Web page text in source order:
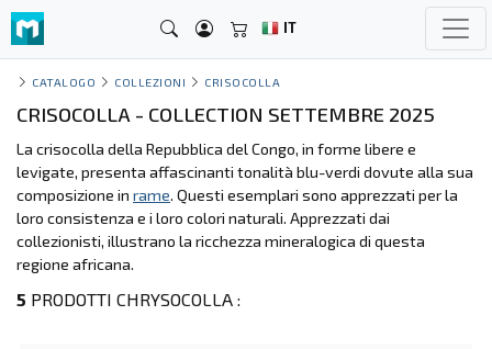
IT
CATALOGO COLLEZIONI CRISOCOLLA
CRISOCOLLA - COLLECTION SETTEMBRE 2025
La crisocolla della Repubblica del Congo, in forme libere e
levigate, presenta affascinanti tonalità blu-verdi dovute alla sua
composizione in rame. Questi esemplari sono apprezzati per la
loro consistenza e i loro colori naturali. Apprezzati dai
collezionisti, illustrano la ricchezza mineralogica di questa
regione africana.
5 PRODOTTI CHRYSOCOLLA :